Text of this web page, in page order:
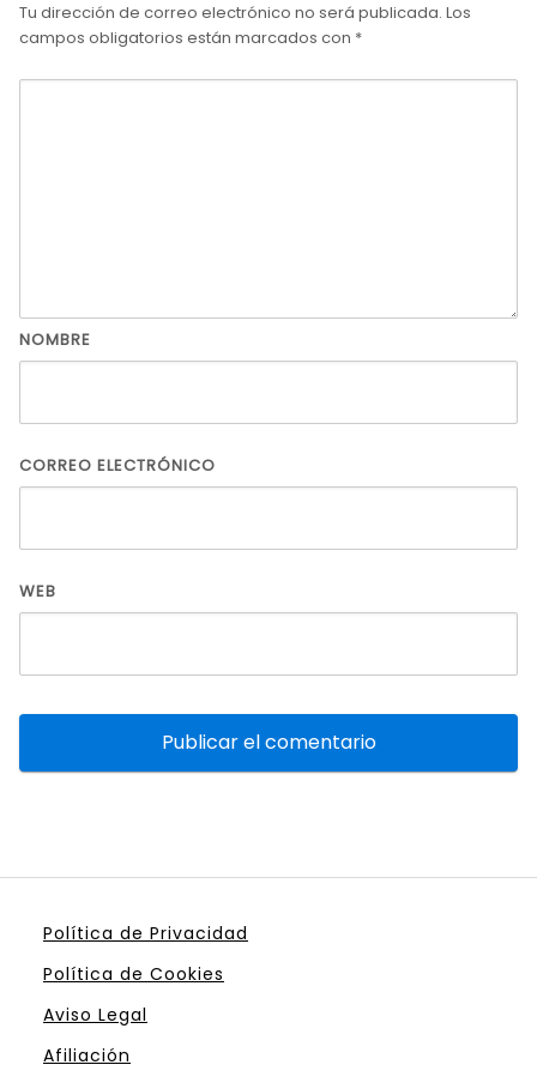
Tu dirección de correo electrónico no será publicada. Los
campos obligatorios están marcados con *
NOMBRE
CORREO ELECTRÓNICO
WEB
Política de Privacidad
Política de Cookies
Aviso Legal
Afiliación